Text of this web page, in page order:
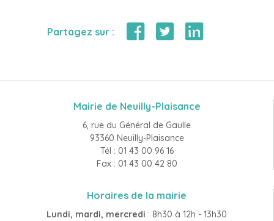
Partagez sur :
Mairie de Neuilly-Plaisance
6, rue du Général de Gaulle
93360 Neuilly-Plaisance
Tél : 01 43 00 96 16
Fax : 01 43 00 42 80
Horaires de la mairie
Lundi, mardi, mercredi : 8h30 à 12h - 13h30